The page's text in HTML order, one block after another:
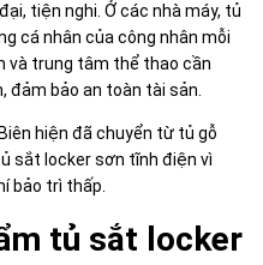
tiện nghi. Ở các nhà máy, tủ
cá nhân của công nhân mỗi
và trung tâm thể thao cần
đảm bảo an toàn tài sản.
hiện đã chuyển từ tủ gỗ
sắt locker sơn tĩnh điện vì
bảo trì thấp.
tủ sắt locker